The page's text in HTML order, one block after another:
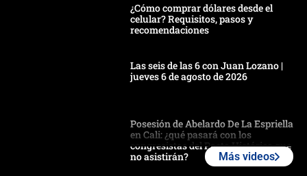
¿Cómo comprar dólares desde el
celular? Requisitos, pasos y
recomendaciones
Las seis de las 6 con Juan Lozano |
jueves 6 de agosto de 2026
Posesión de Abelardo De La Espriella
en Cali: ¿qué pasará con los
congresistas del Pacto Histórico que
no asistirán?
Más videos